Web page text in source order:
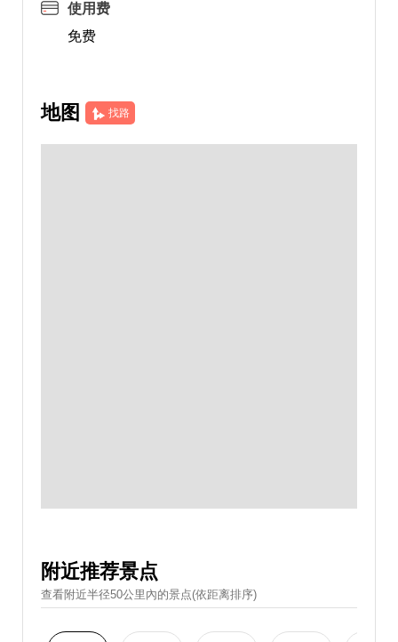
使用费
免费
地图 找路
附近推荐景点
查看附近半径50公里內的景点(依距离排序)